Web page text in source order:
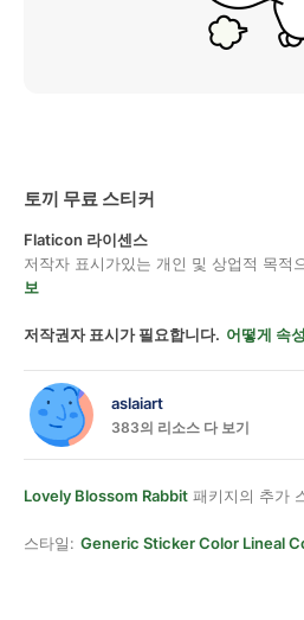
토끼 무료 스티커
Flaticon 라이센스
저작자 표시가있는 개인 및 상업적 목적
보
저작권자 표시가 필요합니다. 어떻게 속
aslaiart
383의 리소스 다 보기
Lovely Blossom Rabbit 패키지의 추가
스타일: Generic Sticker Color Lineal